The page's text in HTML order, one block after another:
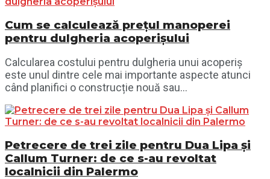
Cum se calculează prețul manoperei
pentru dulgheria acoperișului
Calcularea costului pentru dulgheria unui acoperiș
este unul dintre cele mai importante aspecte atunci
când planifici o construcție nouă sau...
Petrecere de trei zile pentru Dua Lipa și
Callum Turner: de ce s-au revoltat
localnicii din Palermo